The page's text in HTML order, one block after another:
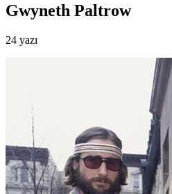
Gwyneth Paltrow
24 yazı